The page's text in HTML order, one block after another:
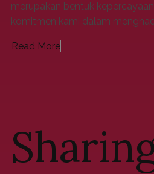
merupakan bentuk
komitmen kami dalam
Read More